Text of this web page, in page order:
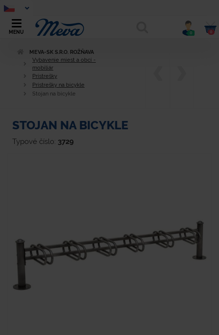
MENU 0 0
MEVA-SK S.R.O. ROŽŇAVA
Vybavenie miest a obcí -
mobiliár
Prístrešky
Prístrešky na bicykle
Stojan na bicykle
STOJAN NA BICYKLE
Typové číslo: 3729